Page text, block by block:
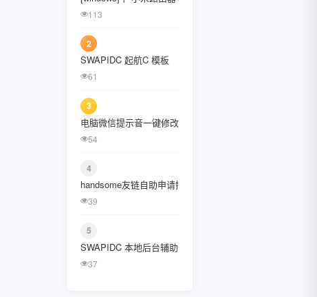
January 2022
August 2021
February 2021
December 2020
November 2020
September 2020
June 2020
113
2
SWAPIDC 起航C 模板
61
3
电脑微信提示音一键修改工具、提示音替换工具
54
4
handsome友链自助申请插件
39
5
SWAPIDC 本地后台辅助登陆插件 [CcDalao]
37